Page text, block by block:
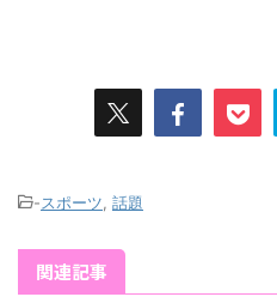
-スポーツ 話題
関連記事